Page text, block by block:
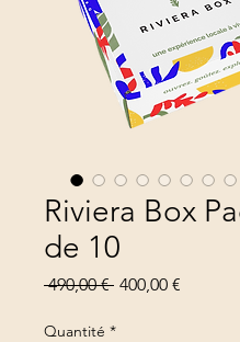
Riviera Box
de 10
490,00 € Prix
400,00 €
Quantité *